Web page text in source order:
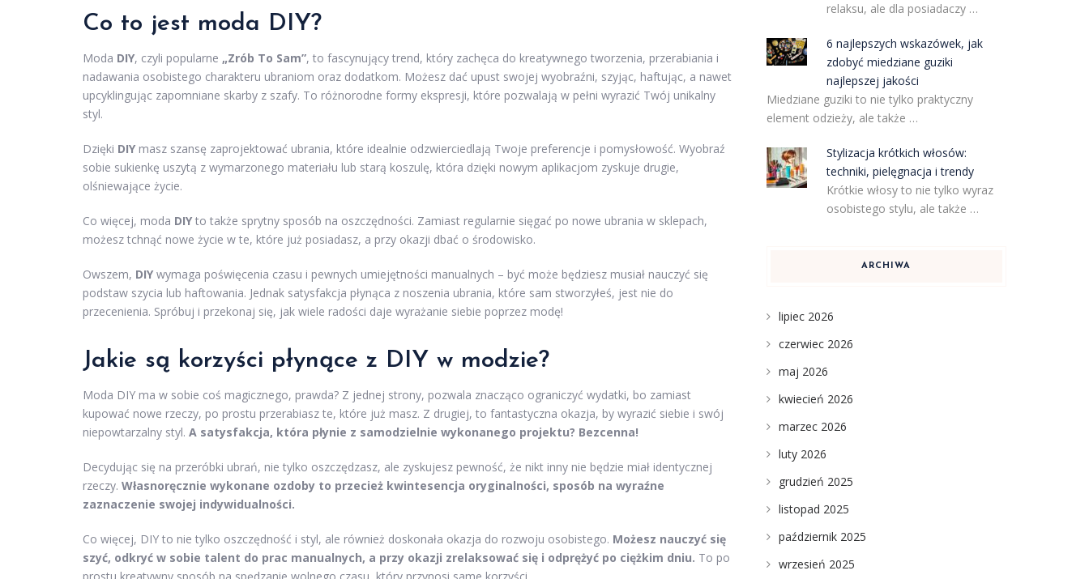
Co to jest moda DIY?
Moda DIY, czyli popularne „Zrób To Sam”, to fascynujący trend, który zachęca do kreatywnego tworzenia, przerabiania i
nadawania osobistego charakteru ubraniom oraz dodatkom. Możesz dać upust swojej wyobraźni, szyjąc, haftując, a nawet
upcyklingując zapomniane skarby z szafy. To różnorodne formy ekspresji, które pozwalają w pełni wyrazić Twój unikalny
styl.
Dzięki DIY masz szansę zaprojektować ubrania, które idealnie odzwierciedlają Twoje preferencje i pomysłowość. Wyobraź
sobie sukienkę uszytą z wymarzonego materiału lub starą koszulę, która dzięki nowym aplikacjom zyskuje drugie,
olśniewające życie.
Co więcej, moda DIY to także sprytny sposób na oszczędności. Zamiast regularnie sięgać po nowe ubrania w sklepach,
możesz tchnąć nowe życie w te, które już posiadasz, a przy okazji dbać o środowisko.
Owszem, DIY wymaga poświęcenia czasu i pewnych umiejętności manualnych – być może będziesz musiał nauczyć się
podstaw szycia lub haftowania. Jednak satysfakcja płynąca z noszenia ubrania, które sam stworzyłeś, jest nie do
przecenienia. Spróbuj i przekonaj się, jak wiele radości daje wyrażanie siebie poprzez modę!
Jakie są korzyści płynące z DIY w modzie?
Moda DIY ma w sobie coś magicznego, prawda? Z jednej strony, pozwala znacząco ograniczyć wydatki, bo zamiast
kupować nowe rzeczy, po prostu przerabiasz te, które już masz. Z drugiej, to fantastyczna okazja, by wyrazić siebie i swój
niepowtarzalny styl. A satysfakcja, która płynie z samodzielnie wykonanego projektu? Bezcenna!
Decydując się na przeróbki ubrań, nie tylko oszczędzasz, ale zyskujesz pewność, że nikt inny nie będzie miał identycznej
rzeczy. Własnoręcznie wykonane ozdoby to przecież kwintesencja oryginalności, sposób na wyraźne
zaznaczenie swojej indywidualności.
Co więcej, DIY to nie tylko oszczędność i styl, ale również doskonała okazja do rozwoju osobistego. Możesz nauczyć się
szyć, odkryć w sobie talent do prac manualnych, a przy okazji zrelaksować się i odprężyć po ciężkim dniu. To po
relaksu, ale dla posiadaczy …
6 najlepszych wskazówek, jak
zdobyć miedziane guziki
najlepszej jakości
Miedziane guziki to nie tylko praktyczny
element odzieży, ale także …
Stylizacja krótkich włosów:
techniki, pielęgnacja i trendy
Krótkie włosy to nie tylko wyraz
osobistego stylu, ale także …
ARCHIWA
lipiec 2026
czerwiec 2026
maj 2026
kwiecień 2026
marzec 2026
luty 2026
grudzień 2025
listopad 2025
październik 2025
wrzesień 2025